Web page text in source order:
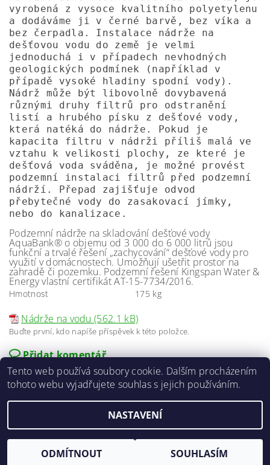
vyrobená z vysoce kvalitního polyetylenu
a dodáváme ji v černé barvě, bez víka a
bez čerpadla. Instalace nádrže na
dešťovou vodu do země je velmi
jednoduchá i v případech nevhodných
geologických podmínek (například v
případě vysoké hladiny spodní vody).
Nádrž může být libovolně dovybavená
různými druhy filtrů pro odstranění
listí a hrubého písku z dešťové vody,
která natéká do nádrže. Pokud je
kapacita filtru v nádrži příliš malá ve
vztahu k velikosti plochy, ze které je
dešťová voda sváděna, je možné provést
podzemní instalaci filtrů před podzemní
nádrží. Přepad zajišťuje odvod
přebytečné vody do zasakovací jímky,
nebo do kanalizace.
Podzemní nádrže na skladování dešťové vody
AquaBank® o objemu od 3 000 do 6 000 litrů jsou
funkční a trvalé řešení „zachycování“ dešťové vody pro
využití v domácnostech. Umožňují ušetřit prostor na
zahradě či pozemku. Podzemní řešení Kingspan Water &
Energy vlastní certifikát AT-15-7734/2016.
Hmotnost 175 kg
Nádrže na vodu (562.1 kB)
Buďte první, kdo napíše příspěvek k této položce.
Přidat komentář
2026 ©E-agro.cz, všechna práva vyhrazena
Tento web používá soubory cookie. Dalším procházením
tohoto webu vyjadřujete souhlas s jejich používáním.
NASTAVENÍ
ODMÍTNOUT SOUHLASÍM